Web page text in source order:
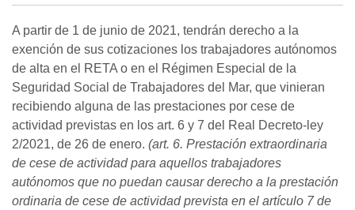
A partir de 1 de junio de 2021, tendrán derecho a la
exención de sus cotizaciones los trabajadores autónomos
de alta en el RETA o en el Régimen Especial de la
Seguridad Social de Trabajadores del Mar, que vinieran
recibiendo alguna de las prestaciones por cese de
actividad previstas en los art. 6 y 7 del Real Decreto-ley
2/2021, de 26 de enero. (art. 6. Prestación extraordinaria
de cese de actividad para aquellos trabajadores
autónomos que no puedan causar derecho a la prestación
ordinaria de cese de actividad prevista en el artículo 7 de